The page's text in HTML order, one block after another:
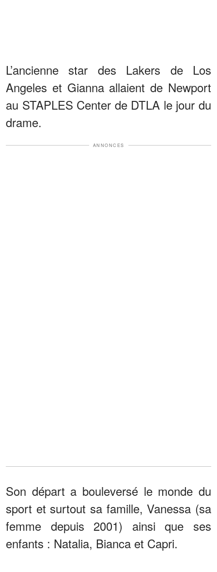
L’ancienne star des Lakers de Los
Angeles et Gianna allaient de Newport
au STAPLES Center de DTLA le jour du
drame.
ANNONCES
Son départ a bouleversé le monde du
sport et surtout sa famille, Vanessa (sa
femme depuis 2001) ainsi que ses
enfants : Natalia, Bianca et Capri.